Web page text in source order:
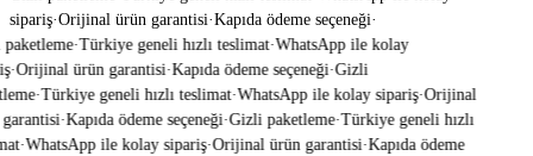
sipariş·Orijinal ürün garantisi·Kapıda ödeme seçeneği·
·Türkiye geneli hızlı teslimat·WhatsApp ile kolay
·Orijinal ürün garantisi·Kapıda ödeme seçeneği·Gizli
·Türkiye geneli hızlı teslimat·WhatsApp ile kolay sipariş·Orijinal
·Kapıda ödeme seçeneği·Gizli paketleme·Türkiye geneli hızlı
·WhatsApp ile kolay sipariş·Orijinal ürün garantisi·Kapıda ödeme